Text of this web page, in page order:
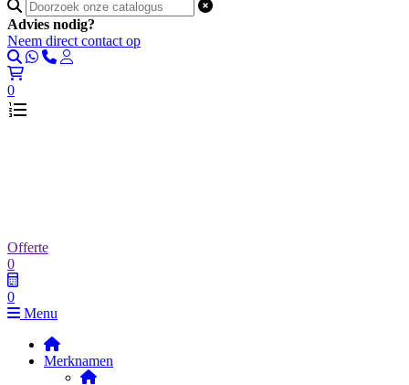
Advies nodig?
Neem direct contact op
0
Offerte
0
0
Menu
Merknamen